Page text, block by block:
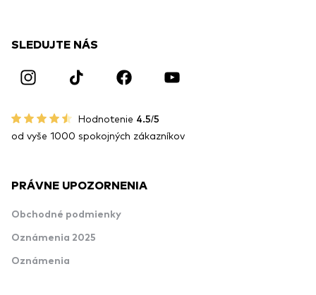
SLEDUJTE NÁS
Hodnotenie 4.5/5
od vyše 1000 spokojných zákazníkov
PRÁVNE UPOZORNENIA
Obchodné podmienky
Oznámenia 2025
Oznámenia